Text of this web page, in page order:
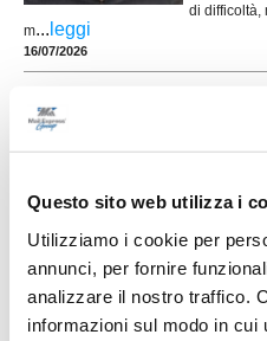
Questo sito web utilizza i
Utilizziamo i cookie per
annunci, per fornire
analizzare il nostro traffico.
informazioni sul modo in
di difficoltà,
m... leggi
16/07/2026
NUOVA SIROLESE.
alzare l'asticella
...leggi
FC OSIMO. Rinforzo
Lorenzo Baccarini